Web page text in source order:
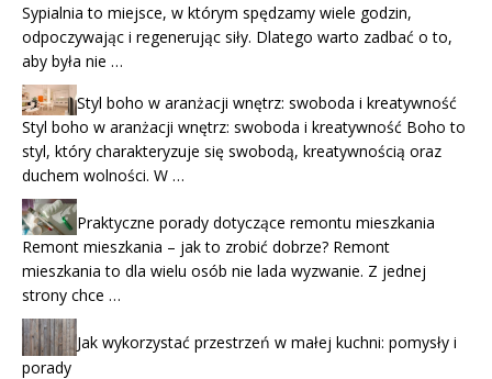
Sypialnia to miejsce, w którym spędzamy wiele godzin,
odpoczywając i regenerując siły. Dlatego warto zadbać o to,
aby była nie …
Styl boho w aranżacji wnętrz: swoboda i kreatywność
Styl boho w aranżacji wnętrz: swoboda i kreatywność Boho to
styl, który charakteryzuje się swobodą, kreatywnością oraz
duchem wolności. W …
Praktyczne porady dotyczące remontu mieszkania
Remont mieszkania – jak to zrobić dobrze? Remont
mieszkania to dla wielu osób nie lada wyzwanie. Z jednej
strony chce …
Jak wykorzystać przestrzeń w małej kuchni: pomysły i
porady